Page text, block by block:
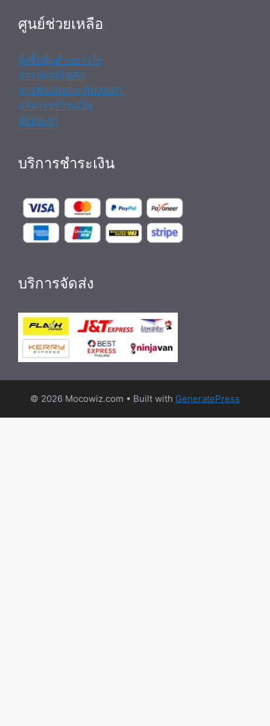
ศูนย์ช่วยเหลือ
สั่งซื้อสินค้าอย่างไร
การจัดส่งสินค้า
การคืนเงินและคืนสินค้า
แจ้งการชำระเงิน
ติดต่อเรา
บริการชำระเงิน
บริการจัดส่ง
© 2026 Mocowiz.com • Built with GeneratePress